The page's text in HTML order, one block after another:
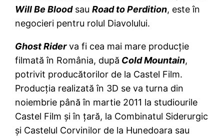
Will Be BloodsauRoad to Perdition, este în
negocieri pentru rolul Diavolului.
Ghost Riderva fi cea mai mare producţie
filmată în România, după Cold Mountain,
potrivit producătorilor de la Castel Film.
Producţia realizată în 3D se va turna din
noiembrie până în martie 2011 la studiourile
Castel Film şi în ţară, la Combinatul Siderurgic
şi Castelul Corvinilor de la Hunedoara sau